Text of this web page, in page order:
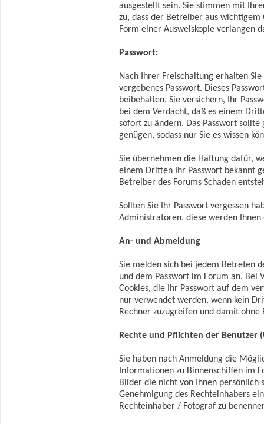
ausgestellt sein. Sie stimmen mit
zu, dass der Betreiber aus
Form einer Ausweiskopie verlangen
Passwort:
Nach Ihrer Freischaltung erhalten
vergebenes Passwort. Dieses
beibehalten. Sie versichern, Ihr
bei dem Verdacht, daß es einem
sofort zu ändern. Das Passwort sollte
genügen, sodass nur Sie es wissen
Sie übernehmen die Haftung dafür,
einem Dritten Ihr Passwort bekannt
Betreiber des Forums Schaden
Sollten Sie Ihr Passwort vergessen
Administratoren, diese werden Ihnen
An- und Abmeldung
Sie melden sich bei jedem Betreten
und dem Passwort im Forum an. Bei
Cookies, die Ihr Passwort auf dem
nur verwendet werden, wenn kein
Rechner zuzugreifen und damit
Rechte und Pflichten der Benutzer
Sie haben nach Anmeldung die
Informationen zu Binnenschiffen im
Bilder die nicht von Ihnen persönlich
Genehmigung des Rechteinhabers
Rechteinhaber / Fotograf zu